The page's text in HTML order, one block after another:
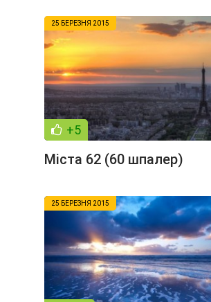
25 БЕРЕЗНЯ 2015
+5
Міста 62 (60 шпалер)
25 БЕРЕЗНЯ 2015